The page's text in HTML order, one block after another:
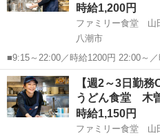
時給1,200円
八潮市
■9:15～22:00／時給1200円 22:00～／時給1500円 日・祝日は時給50円
アップ！（9時～22時） ■ファミリ
（埼玉県八潮市大曽根524） ■アルバ
埼玉 八潮市 レストラン
【週2～3日勤
うどん食堂 木
時給1,150円